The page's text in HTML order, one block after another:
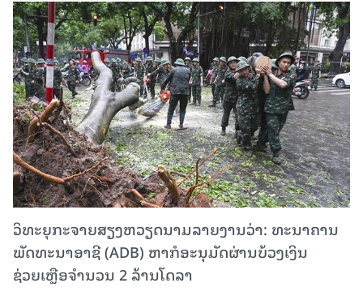
ວິທະຍຸກະຈາຍສຽງຫວຽດນາມລາຍງານວ່າ: ທະນາຄານ
ພັດທະນາອາຊີ (ADB) ຫາກໍອະນຸມັດຜ່ານບ້ວງເງິນ
ຊ່ວຍເຫຼືອຈຳນວນ 2 ລ້ານໂດລາ